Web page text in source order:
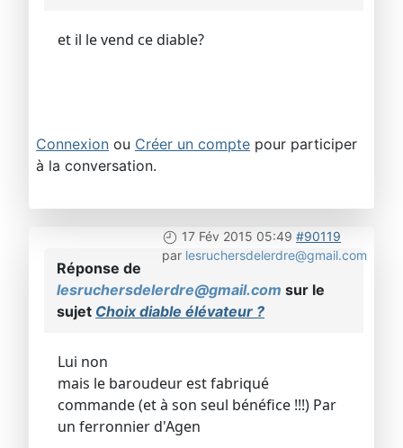
et il le vend ce diable?
Connexion ou Créer un compte pour participer
à la conversation.
17 Fév 2015 05:49 #90119
par lesruchersdelerdre@gmail.com
Réponse de
lesruchersdelerdre@gmail.com sur le
sujet Choix diable élévateur ?
Lui non
mais le baroudeur est fabriqué
commande (et à son seul bénéfice !!!) Par
un ferronnier d'Agen